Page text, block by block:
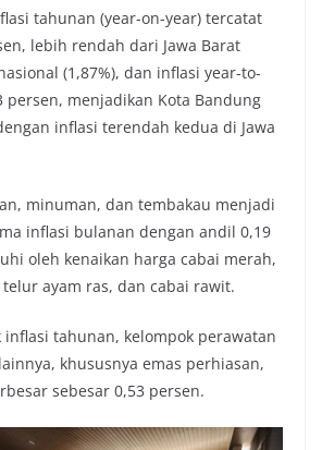
tahunan (year-on-year) tercatat
lebih rendah dari Jawa Barat
(1,87%), dan inflasi year-to-
persen, menjadikan Kota Bandung
inflasi terendah kedua di Jawa
minuman, dan tembakau menjadi
inflasi bulanan dengan andil 0,19
oleh kenaikan harga cabai merah,
ayam ras, dan cabai rawit.
inflasi tahunan, kelompok perawatan
khususnya emas perhiasan,
sebesar 0,53 persen.